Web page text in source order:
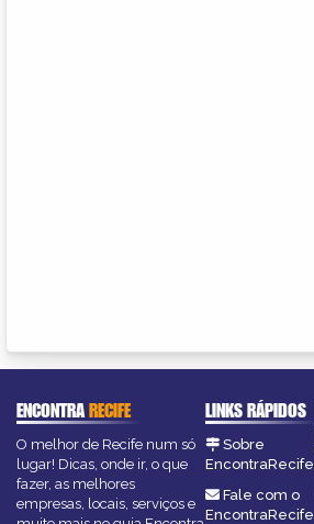
ENCONTRARECIFE
O melhor de Recife num só
lugar! Dicas, onde ir, o que
fazer, as melhores
empresas, locais, serviços e
LINKS RÁPIDOS
Sobre
EncontraRecife
Fale com o
EncontraRecife